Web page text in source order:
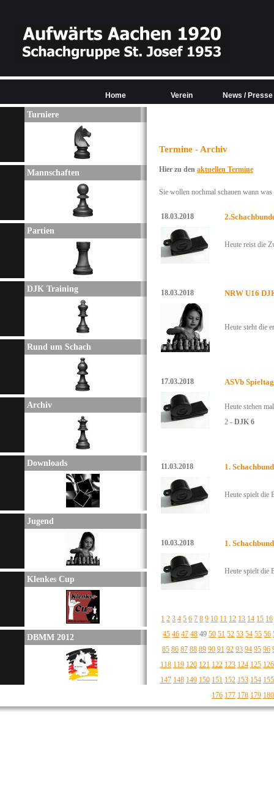
Turniere
Mannschaften
Partien
DJK Training
Rund um Schach
Archiv
Downloads
Jugend
Klenkes Cup
DBMM 2012
Termine - Archiv
Hier zu den aktuellen Termine
Sie wollen nochmal schauen wann
18.03.2018
Heute reist die
18.03.2018 NRW U16
Heute steht die
17.03.2018 ASVb
Heute stehen
2 - DJK 6
11.03.2018 1.
Heute spielt die
10.03.2018 1.
Heute spielt die
1 2 3 4 5 6 7 8 9 10 11 12 13 14 15 16
45 46 47 48 4950 51 52 53 54 55 56
85 86 87 88 89 90 91 92 93 94 95 96
118 119 120 121 122 123 124 125 126
147 148 149 150 151 152 153 154 155
176 177 178 179 180
Home Verein News / Presse